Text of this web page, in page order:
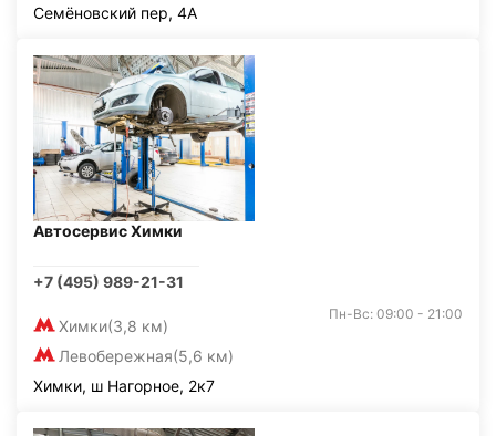
Семёновский пер, 4А
Автосервис Химки
+7 (495) 989-21-31
Химки(3,8 км)
Левобережная(5,6 км)
Пн-Вс: 09:00 - 21:00
Химки, ш Нагорное, 2к7